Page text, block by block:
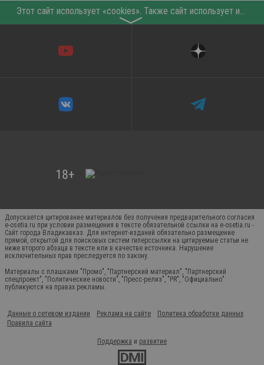
Этот сайт использует «cookies». Также сайт использует интернет-сервис для сбора технических данных касательно посетителей с целью получения маркетинговой и статистической информации. Условия обработки данных посетителей сайта см.
〉
Допускается цитирование материалов без получения предварительного согласия
e-osetia.ru при условии размещения в тексте обязательной ссылки на e-osetia.ru -
Сайт города Владикавказ. Для интернет-изданий обязательно размещение
прямой, открытой для поисковых систем гиперссылки на цитируемые статьи не
ниже второго абзаца в тексте или в качестве источника. Нарушение
исключительных прав преследуется по закону.
Материалы с плашками "Промо", "Партнерский материал", "Партнерский
спецпроект", "Политические новости", "Пресс-релиз", "PR", "Официально"
публикуются на правах рекламы.
Данные о сетевом издании Реклама на сайте
Политика обработки данных
Правила сайта
Поддержка и развитие